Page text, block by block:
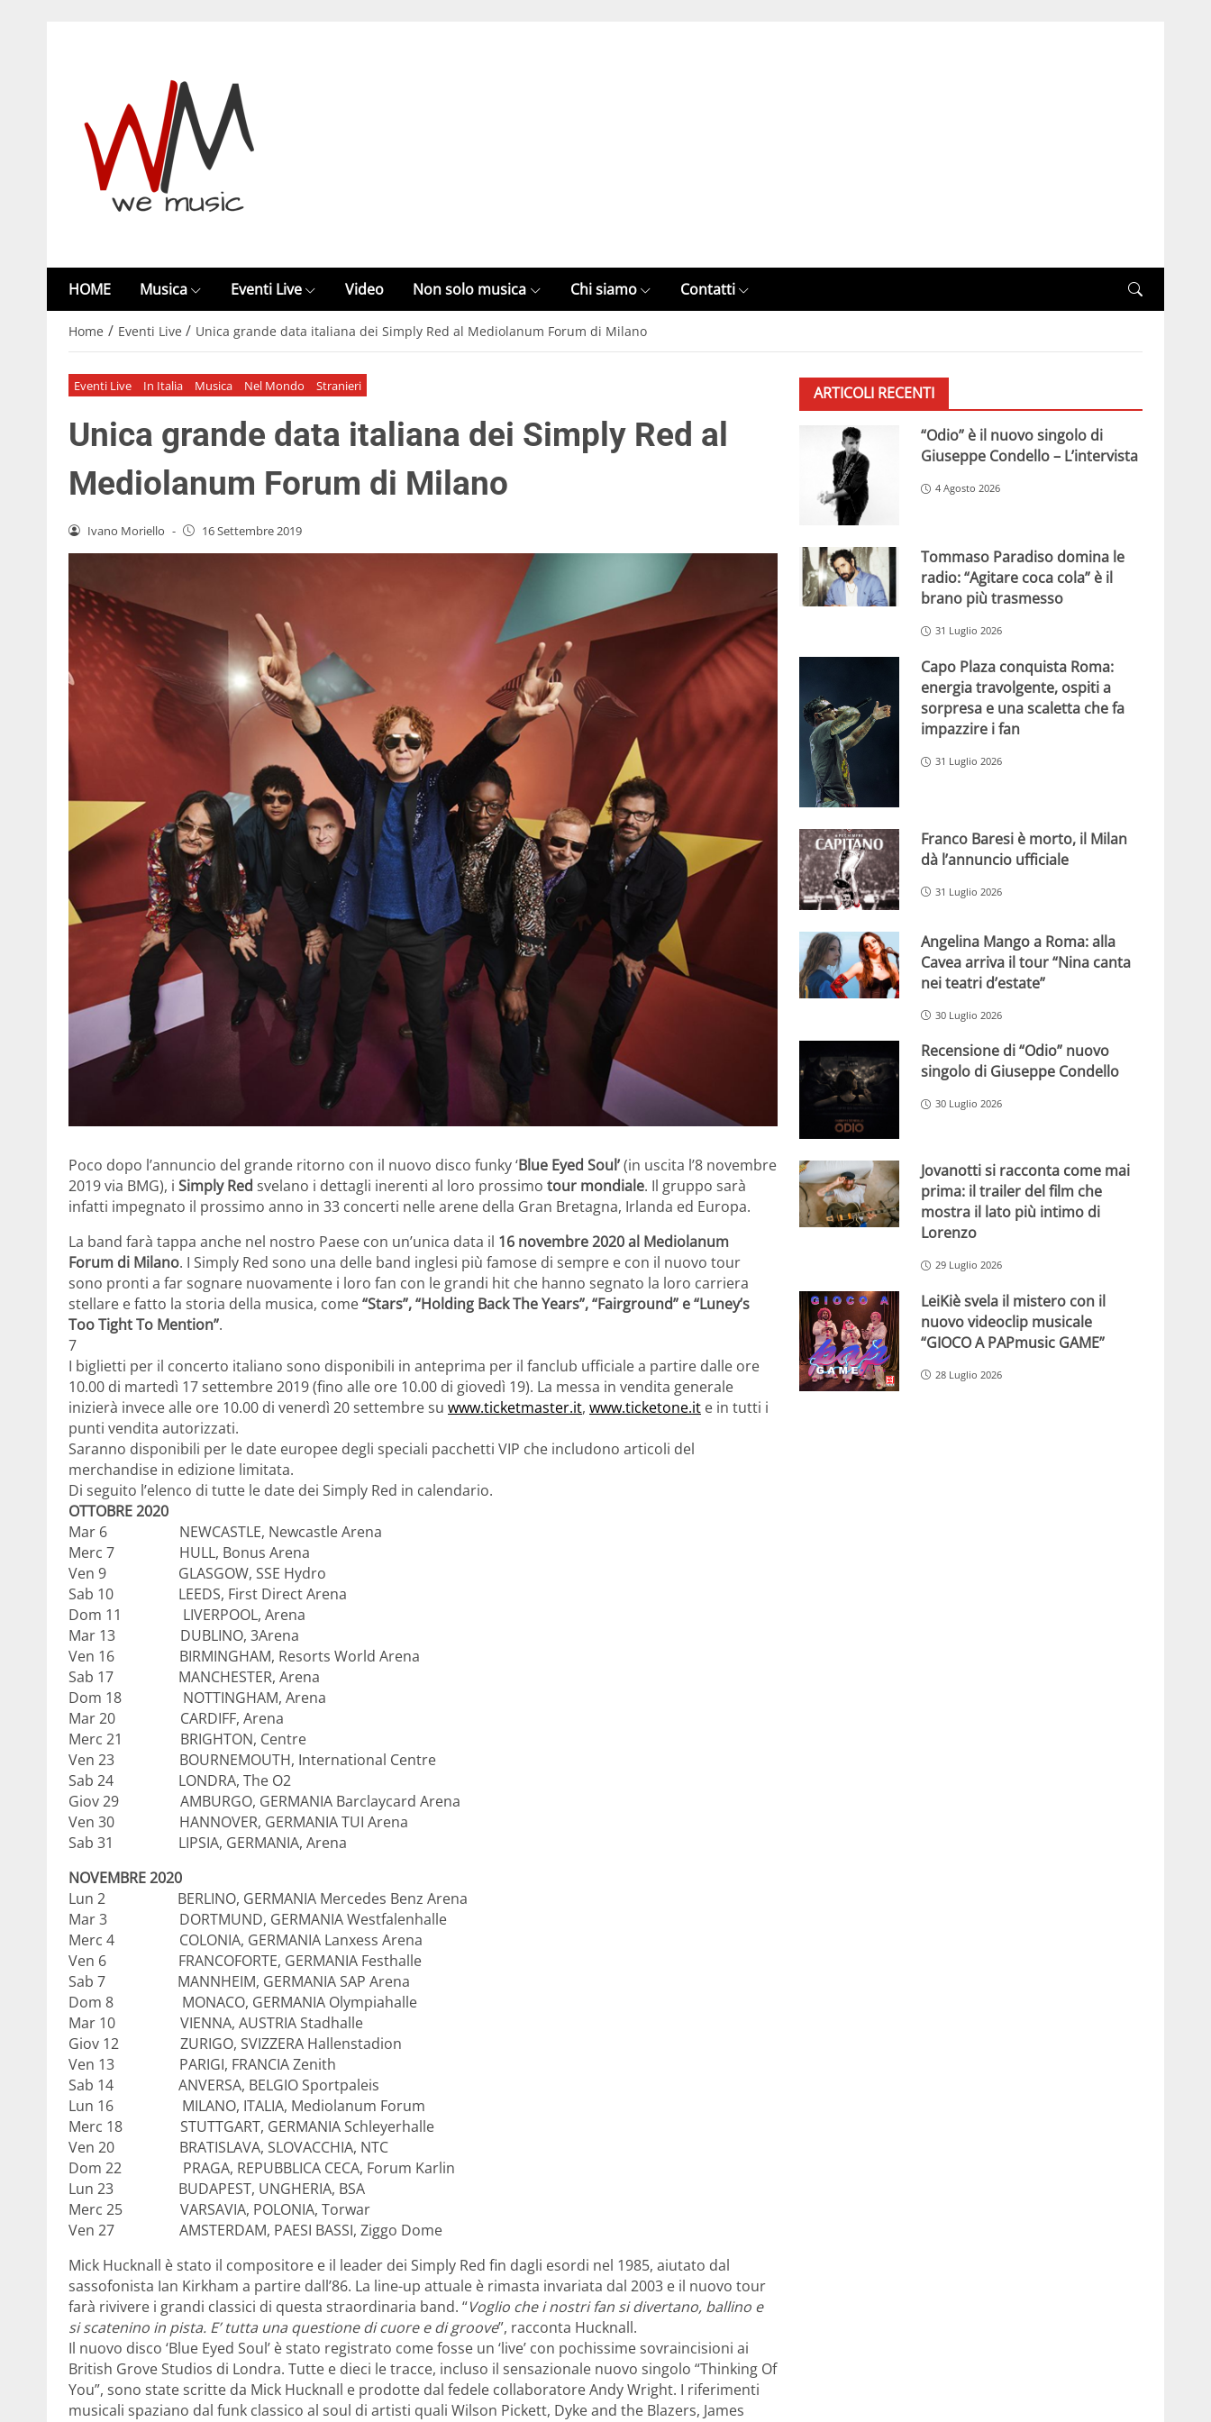
HOME Musica Eventi Live Video Non solo musica Chi siamo Contatti
Home / Eventi Live / Unica grande data italiana dei Simply Red al Mediolanum Forum di Milano
Eventi Live In Italia Musica Nel Mondo Stranieri
Unica grande data italiana dei Simply Red al
Mediolanum Forum di Milano
Ivano Moriello - 16 Settembre 2019
Poco dopo l’annuncio del grande ritorno con il nuovo disco funky ‘Blue Eyed Soul’(in uscita l’8 novembre
2019 via BMG), i Simply Red svelano i dettagli inerenti al loro prossimo tour mondiale. Il gruppo sarà
infatti impegnato il prossimo anno in 33 concerti nelle arene della Gran Bretagna, Irlanda ed Europa.
La band farà tappa anche nel nostro Paese con un’unica data il 16 novembre 2020 al Mediolanum
Forum di Milano. I Simply Red sono una delle band inglesi più famose di sempre e con il nuovo tour
sono pronti a far sognare nuovamente i loro fan con le grandi hit che hanno segnato la loro carriera
stellare e fatto la storia della musica, come“Stars”, “Holding Back The Years”, “Fairground” e “Luney’s
Too Tight To Mention”.
7
I biglietti per il concerto italiano sono disponibili in anteprima per il fanclub ufficiale a partire dalle ore
10.00 di martedì 17 settembre 2019 (fino alle ore 10.00 di giovedì 19). La messa in vendita generale
inizierà invece alle ore 10.00 di venerdì 20 settembre su www.ticketmaster.it, www.ticketone.it e in tutti i
punti vendita autorizzati.
Saranno disponibili per le date europee degli speciali pacchetti VIP che includono articoli del
merchandise in edizione limitata.
Di seguito l’elenco di tutte le date dei Simply Red in calendario.
OTTOBRE 2020
Mar 6 NEWCASTLE, Newcastle Arena
Merc 7 HULL, Bonus Arena
Ven 9 GLASGOW, SSE Hydro
Sab 10 LEEDS, First Direct Arena
Dom 11 LIVERPOOL, Arena
Mar 13 DUBLINO, 3Arena
Ven 16 BIRMINGHAM, Resorts World Arena
Sab 17 MANCHESTER, Arena
Dom 18 NOTTINGHAM, Arena
Mar 20 CARDIFF, Arena
Merc 21 BRIGHTON, Centre
Ven 23 BOURNEMOUTH, International Centre
Sab 24 LONDRA, The O2
Giov 29 AMBURGO, GERMANIA Barclaycard Arena
Ven 30 HANNOVER, GERMANIA TUI Arena
Sab 31 LIPSIA, GERMANIA, Arena
NOVEMBRE 2020
Lun 2 BERLINO, GERMANIA Mercedes Benz Arena
Mar 3 DORTMUND, GERMANIA Westfalenhalle
Merc 4 COLONIA, GERMANIA Lanxess Arena
Ven 6 FRANCOFORTE, GERMANIA Festhalle
Sab 7 MANNHEIM, GERMANIA SAP Arena
Dom 8 MONACO, GERMANIA Olympiahalle
Mar 10 VIENNA, AUSTRIA Stadhalle
Giov 12 ZURIGO, SVIZZERA Hallenstadion
Ven 13 PARIGI, FRANCIA Zenith
Sab 14 ANVERSA, BELGIO Sportpaleis
Lun 16 MILANO, ITALIA, Mediolanum Forum
Merc 18 STUTTGART, GERMANIA Schleyerhalle
Ven 20 BRATISLAVA, SLOVACCHIA, NTC
Dom 22 PRAGA, REPUBBLICA CECA, Forum Karlin
Lun 23 BUDAPEST, UNGHERIA, BSA
Merc 25 VARSAVIA, POLONIA, Torwar
Ven 27 AMSTERDAM, PAESI BASSI, Ziggo Dome
Mick Hucknall è stato il compositore e il leader dei Simply Red fin dagli esordi nel 1985, aiutato dal
sassofonista Ian Kirkham a partire dall’86. La line-up attuale è rimasta invariata dal 2003 e il nuovo tour
farà rivivere i grandi classici di questa straordinaria band. “Voglio che i nostri fan si divertano, ballino e
si scatenino in pista. E’ tutta una questione di cuore e di groove”, racconta Hucknall.
Il nuovo disco ‘Blue Eyed Soul’ è stato registrato come fosse un ‘live’ con pochissime sovraincisioni ai
British Grove Studios di Londra. Tutte e dieci le tracce, incluso il sensazionale nuovo singolo “Thinking Of
You”, sono state scritte da Mick Hucknall e prodotte dal fedele collaboratore Andy Wright. I riferimenti
musicali spaziano dal funk classico al soul di artisti quali Wilson Pickett, Dyke and the Blazers, James
ARTICOLI RECENTI
“Odio” è il nuovo singolo di
Giuseppe Condello – L’intervista
4 Agosto 2026
Tommaso Paradiso domina le
radio: “Agitare coca cola” è il
brano più trasmesso
31 Luglio 2026
Capo Plaza conquista Roma:
energia travolgente, ospiti a
sorpresa e una scaletta che fa
impazzire i fan
31 Luglio 2026
Franco Baresi è morto, il Milan
dà l’annuncio ufficiale
31 Luglio 2026
Angelina Mango a Roma: alla
Cavea arriva il tour “Nina canta
nei teatri d’estate”
30 Luglio 2026
Recensione di “Odio” nuovo
singolo di Giuseppe Condello
30 Luglio 2026
Jovanotti si racconta come mai
prima: il trailer del film che
mostra il lato più intimo di
Lorenzo
29 Luglio 2026
LeiKiè svela il mistero con il
nuovo videoclip musicale
“GIOCO A PAPmusic GAME”
28 Luglio 2026